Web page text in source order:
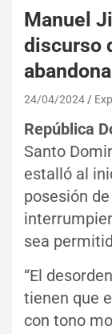
Manuel
discurso
24/04/2024
República
Santo
estalló al
posesión
sea
“El
tienen que
con tono